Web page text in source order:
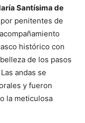
Santísima de
penitentes de
histórico con
de los pasos
andas se
y fueron
la meticulosa